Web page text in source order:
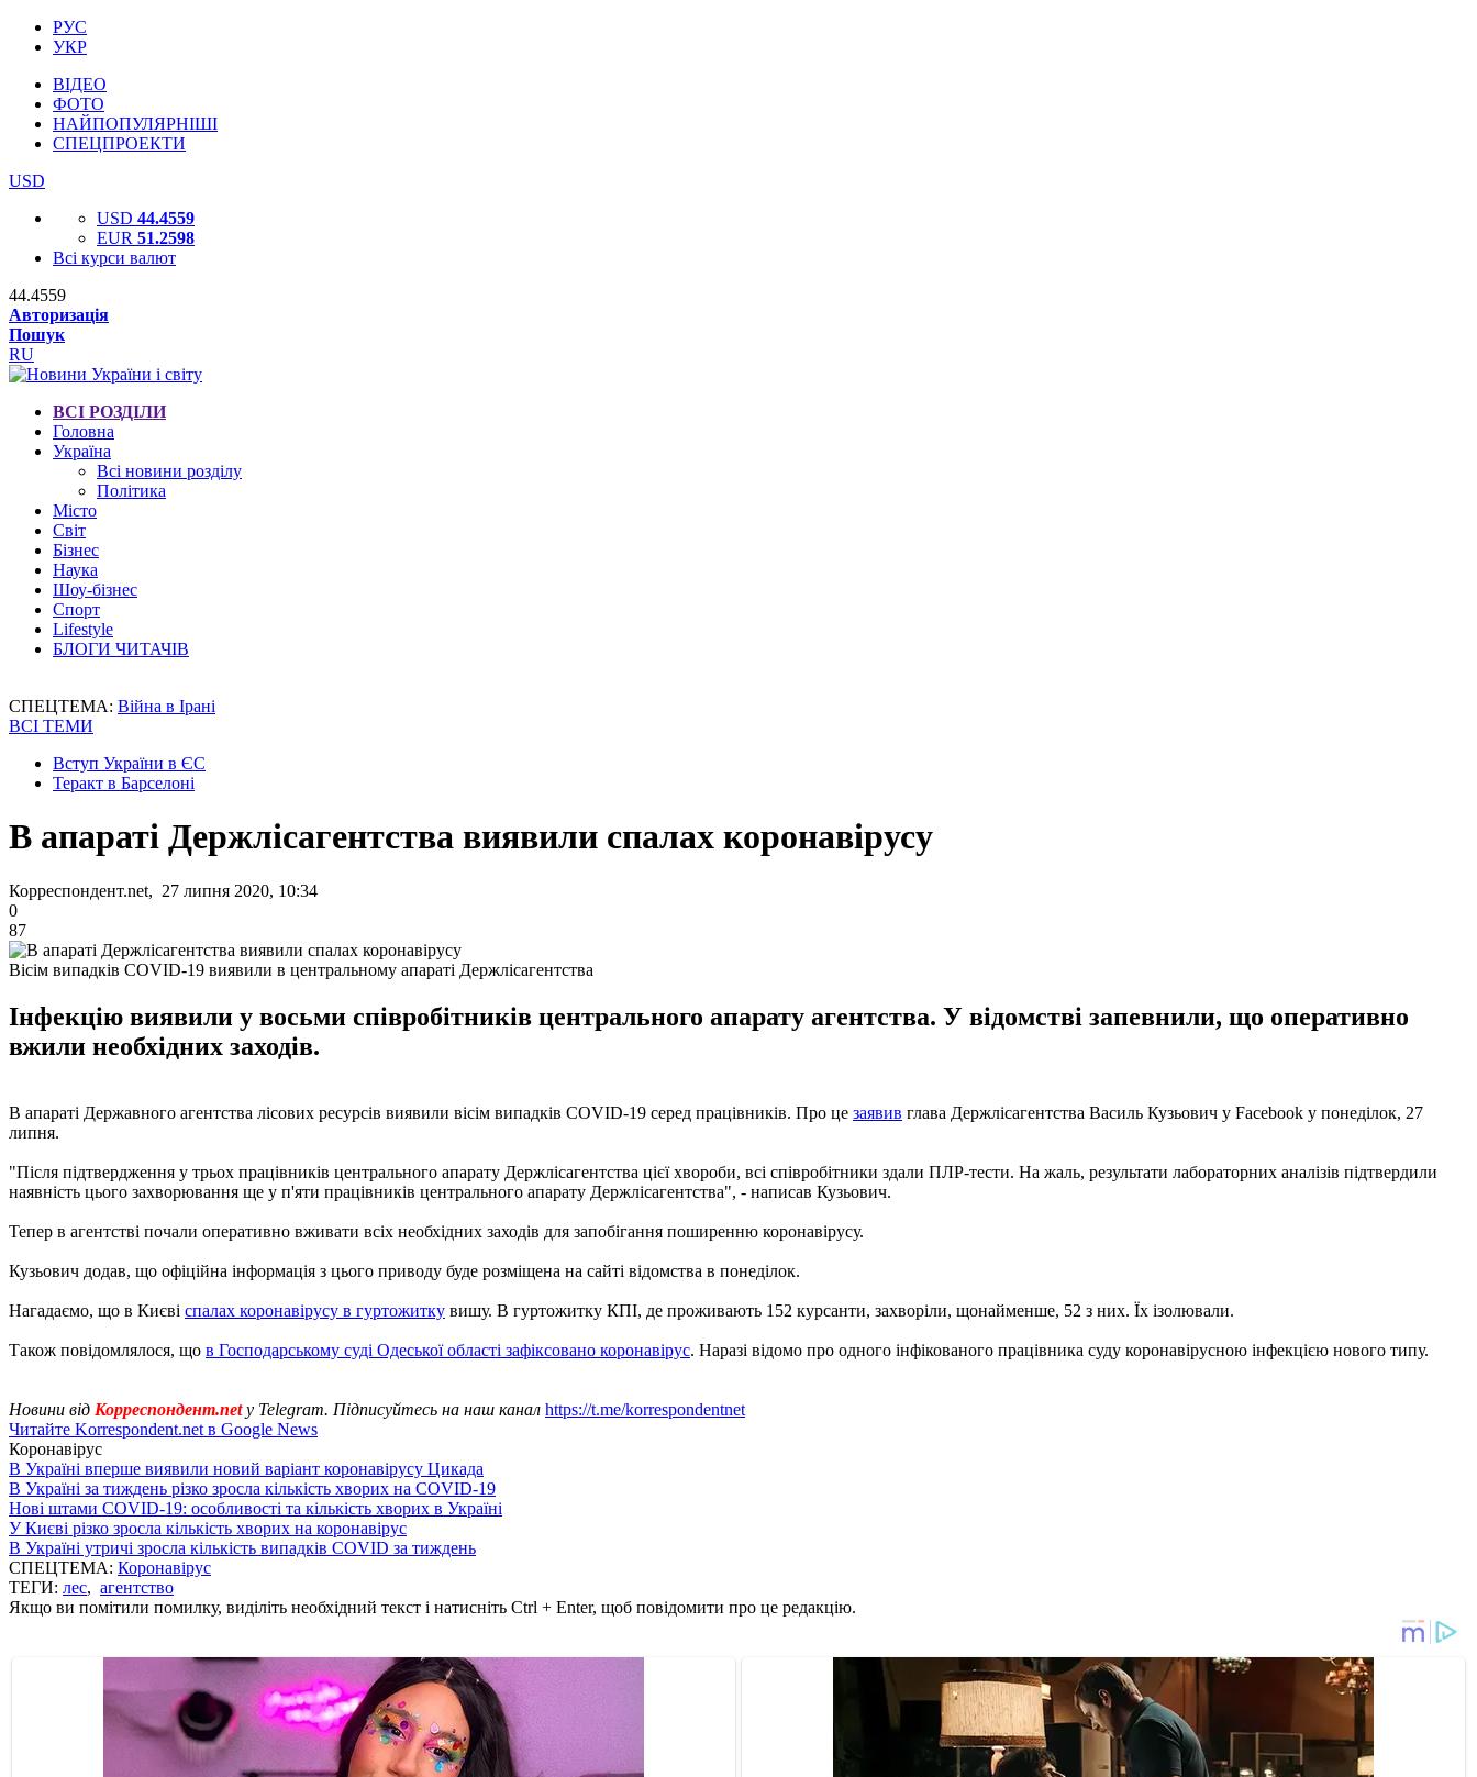
РУС
УКР
ВІДЕО
ФОТО
НАЙПОПУЛЯРНІШІ
СПЕЦПРОЕКТИ
USD
USD 44.4559
EUR 51.2598
Всі курси валют
44.4559
Авторизація
Пошук
RU
ВСІ РОЗДІЛИ
Головна
Україна
Всі новини розділу
Політика
Місто
Світ
Бізнес
Наука
Шоу-бізнес
Спорт
Lifestyle
БЛОГИ ЧИТАЧІВ
СПЕЦТЕМА: Війна в Ірані
ВСІ ТЕМИ
Вступ України в ЄС
Теракт в Барселоні
В апараті Держлісагентства виявили спалах коронавірусу
Корреспондент.net, 27 липня 2020, 10:34
0
87
Вісім випадків COVID-19 виявили в центральному апараті Держлісагентства
Інфекцію виявили у восьми співробітників центрального апарату агентства. У відомстві запевнили, що оперативно
вжили необхідних заходів.
В апараті Державного агентства лісових ресурсів виявили вісім випадків COVID-19 серед працівників. Про це заявив глава Держлісагентства Василь Кузьович у Facebook у понеділок, 27
липня.
"Після підтвердження у трьох працівників центрального апарату Держлісагентства цієї хвороби, всі співробітники здали ПЛР-тести. На жаль, результати лабораторних аналізів підтвердили
наявність цього захворювання ще у п'яти працівників центрального апарату Держлісагентства", - написав Кузьович.
Тепер в агентстві почали оперативно вживати всіх необхідних заходів для запобігання поширенню коронавірусу.
Кузьович додав, що офіційна інформація з цього приводу буде розміщена на сайті відомства в понеділок.
Нагадаємо, що в Києві спалах коронавірусу в гуртожитку вишу. В гуртожитку КПІ, де проживають 152 курсанти, захворіли, щонайменше, 52 з них. Їх ізолювали.
Також повідомлялося, що в Господарському суді Одеської області зафіксовано коронавірус. Наразі відомо про одного інфікованого працівника суду коронавірусною інфекцією нового типу.
Новини від Корреспондент.net у Telegram. Підписуйтесь на наш канал https://t.me/korrespondentnet
Читайте Korrespondent.net в Google News
Коронавірус
В Україні вперше виявили новий варіант коронавірусу Цикада
В Україні за тиждень різко зросла кількість хворих на COVID-19
Нові штами COVID-19: особливості та кількість хворих в Україні
У Києві різко зросла кількість хворих на коронавірус
В Україні утричі зросла кількість випадків COVID за тиждень
СПЕЦТЕМА: Коронавірус
ТЕГИ: лес, агентство
Якщо ви помітили помилку, виділіть необхідний текст і натисніть Ctrl + Enter, щоб повідомити про це редакцію.